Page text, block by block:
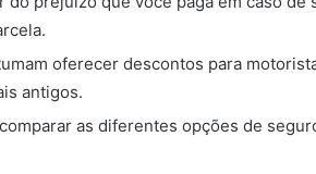
oferecer descontos para
antigos.
as diferentes opções de